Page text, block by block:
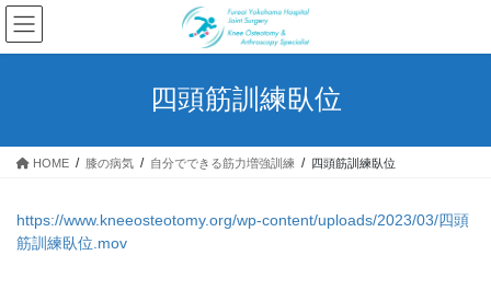
コ
ン
テ
ス
ナ
ビ
ゲ
ン
四頭筋訓練臥位
HOME 膝の病気 自分でできる筋力増強訓練 四頭筋訓練臥位
https://www.kneeosteotomy.org/wp-content/uploads/2023/03/四頭
筋訓練臥位.mov